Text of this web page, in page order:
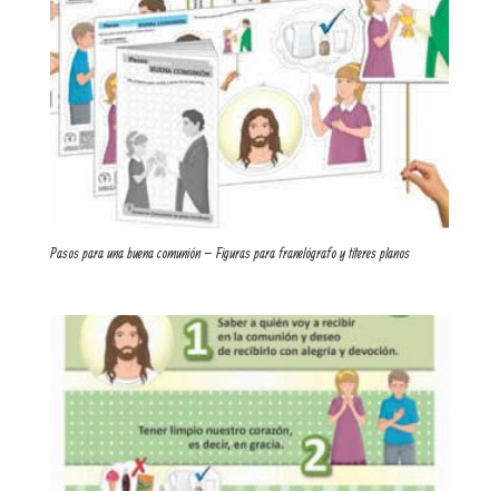
Pasos para una buena comunión – Figuras para franelógrafo y títeres planos